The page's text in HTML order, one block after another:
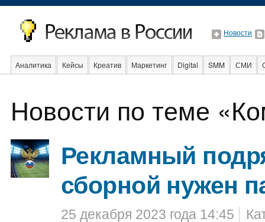
Новости
Аналитика Кейсы Креатив Маркетинг Digital SMM СМИ
Образование Факты
Новости по теме
Рекламный
сборной нужен
25 декабря 2023 года 14:45